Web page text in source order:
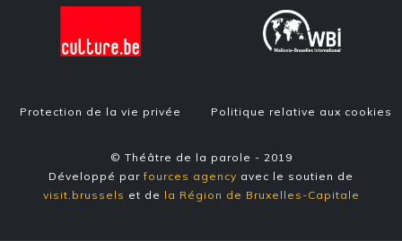
Protection de la vie privée Politique relative aux cookies
© Théâtre de la parole - 2019
Développé parfources agency avec le soutien de
visit.brussels et de la Région de Bruxelles-Capitale